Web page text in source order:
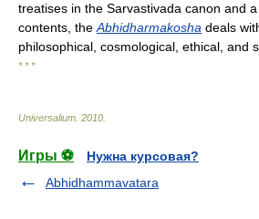
treatises in the Sarvastivada canon and
contents, the Abhidharmakosha deals
philosophical, cosmological, ethical, and
* * *
Universalium 2010
Игры ⚽
Нужна курсовая?
Abhidhammavatara